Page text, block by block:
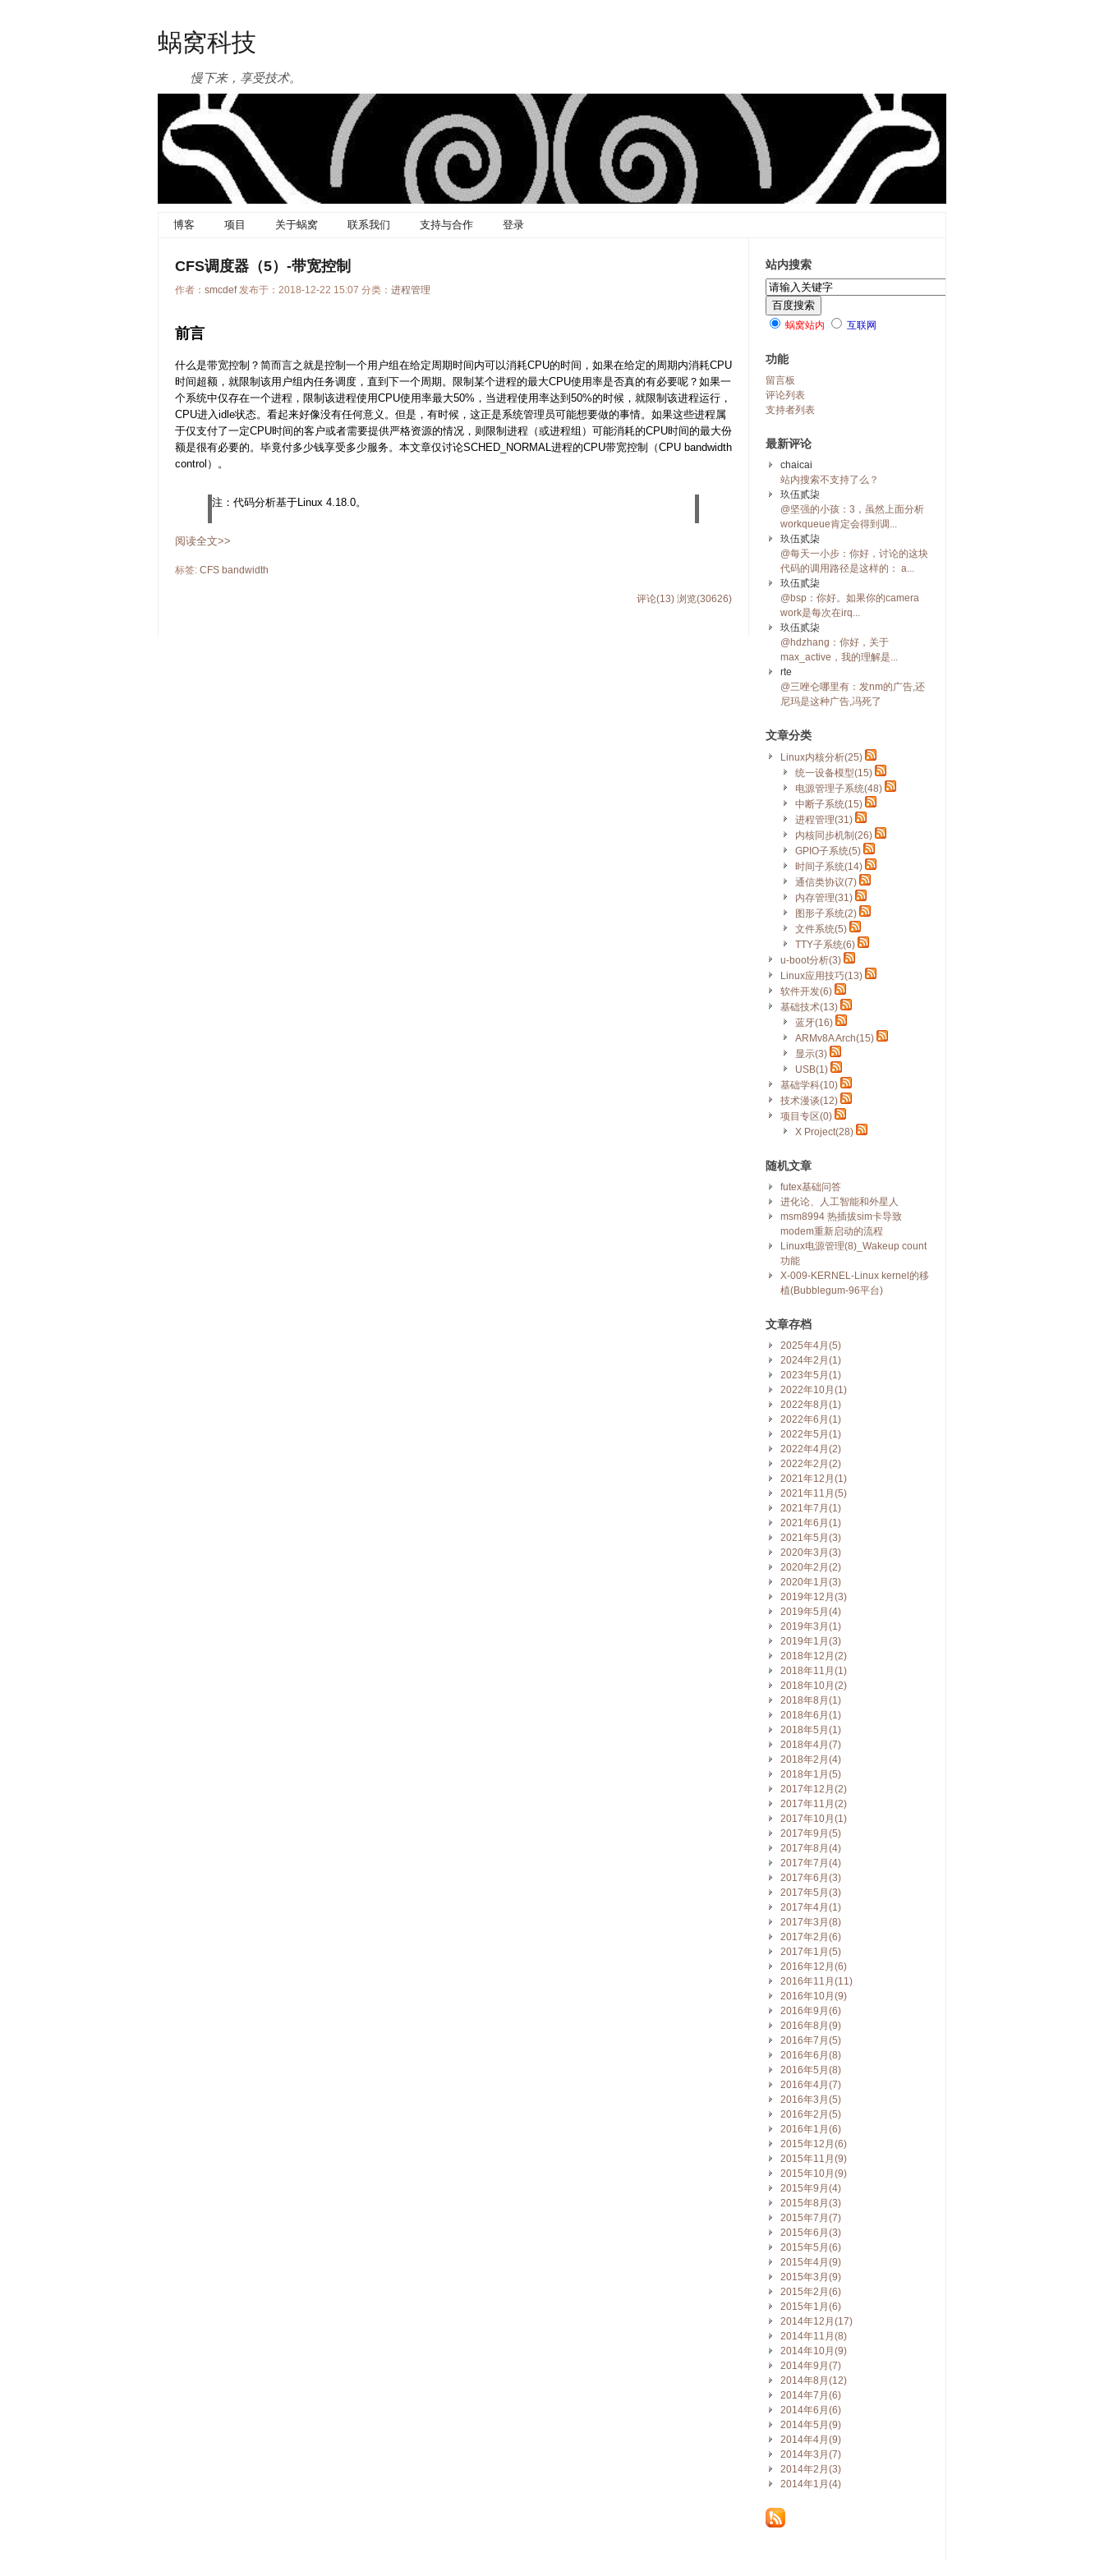
蜗窝科技
慢下来，享受技术。
博客 项目 关于蜗窝 联系我们 支持与合作 登录
CFS调度器（5）-带宽控制
作者： smcdef发布于：2018-12-22 15:07 分类： 进程管理
前言
什么是带宽控制？简而言之就是控制一个用户组在给定周期时间内可以消耗CPU的时间，如果在给定的周期内消耗CPU
时间超额，就限制该用户组内任务调度，直到下一个周期。限制某个进程的最大CPU使用率是否真的有必要呢？如果一
个系统中仅存在一个进程，限制该进程使用CPU使用率最大50%，当进程使用率达到50%的时候，就限制该进程运行，
CPU进入idle状态。看起来好像没有任何意义。但是，有时候，这正是系统管理员可能想要做的事情。如果这些进程属
于仅支付了一定CPU时间的客户或者需要提供严格资源的情况，则限制进程（或进程组）可能消耗的CPU时间的最大份
额是很有必要的。毕竟付多少钱享受多少服务。本文章仅讨论SCHED_NORMAL进程的CPU带宽控制（CPU bandwidth
control）。
注：代码分析基于Linux 4.18.0。
阅读全文>>
标签: CFS bandwidth
评论(13) 浏览(30626)
站内搜索
蜗窝站内 互联网
功能
留言板
评论列表
支持者列表
最新评论
chaicai
站内搜索不支持了么？
玖伍贰柒
@坚强的小孩：3，虽然上面分析
workqueue肯定会得到调...
玖伍贰柒
@每天一小步：你好，讨论的这块
代码的调用路径是这样的： a...
玖伍贰柒
@bsp：你好。如果你的camera
work是每次在irq...
玖伍贰柒
@hdzhang：你好，关于
max_active，我的理解是...
rte
@三唑仑哪里有：发nm的广告,还
尼玛是这种广告,冯死了
文章分类
Linux内核分析(25)
统一设备模型(15)
电源管理子系统(48)
中断子系统(15)
进程管理(31)
内核同步机制(26)
GPIO子系统(5)
时间子系统(14)
通信类协议(7)
内存管理(31)
图形子系统(2)
文件系统(5)
TTY子系统(6)
u-boot分析(3)
Linux应用技巧(13)
软件开发(6)
基础技术(13)
蓝牙(16)
ARMv8A Arch(15)
显示(3)
USB(1)
基础学科(10)
技术漫谈(12)
项目专区(0)
X Project(28)
随机文章
futex基础问答
进化论、人工智能和外星人
msm8994 热插拔sim卡导致
modem重新启动的流程
Linux电源管理(8)_Wakeup count
功能
X-009-KERNEL-Linux kernel的移
植(Bubblegum-96平台)
文章存档
2025年4月(5)
2024年2月(1)
2023年5月(1)
2022年10月(1)
2022年8月(1)
2022年6月(1)
2022年5月(1)
2022年4月(2)
2022年2月(2)
2021年12月(1)
2021年11月(5)
2021年7月(1)
2021年6月(1)
2021年5月(3)
2020年3月(3)
2020年2月(2)
2020年1月(3)
2019年12月(3)
2019年5月(4)
2019年3月(1)
2019年1月(3)
2018年12月(2)
2018年11月(1)
2018年10月(2)
2018年8月(1)
2018年6月(1)
2018年5月(1)
2018年4月(7)
2018年2月(4)
2018年1月(5)
2017年12月(2)
2017年11月(2)
2017年10月(1)
2017年9月(5)
2017年8月(4)
2017年7月(4)
2017年6月(3)
2017年5月(3)
2017年4月(1)
2017年3月(8)
2017年2月(6)
2017年1月(5)
2016年12月(6)
2016年11月(11)
2016年10月(9)
2016年9月(6)
2016年8月(9)
2016年7月(5)
2016年6月(8)
2016年5月(8)
2016年4月(7)
2016年3月(5)
2016年2月(5)
2016年1月(6)
2015年12月(6)
2015年11月(9)
2015年10月(9)
2015年9月(4)
2015年8月(3)
2015年7月(7)
2015年6月(3)
2015年5月(6)
2015年4月(9)
2015年3月(9)
2015年2月(6)
2015年1月(6)
2014年12月(17)
2014年11月(8)
2014年10月(9)
2014年9月(7)
2014年8月(12)
2014年7月(6)
2014年6月(6)
2014年5月(9)
2014年4月(9)
2014年3月(7)
2014年2月(3)
2014年1月(4)